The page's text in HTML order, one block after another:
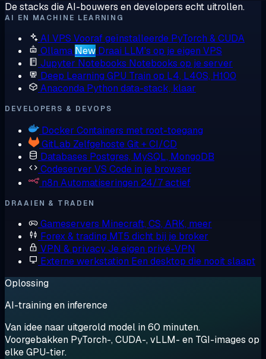
De stacks die AI-bouwers en developers echt uitrollen.
AI EN MACHINE LEARNING
AI VPS Vooraf geïnstalleerde PyTorch & CUDA
Ollama New Draai LLM's op je eigen VPS
Jupyter Notebooks Notebooks op je server
Deep Learning GPU Train op L4, L40S, H100
Anaconda Python data-stack, klaar
DEVELOPERS & DEVOPS
Docker Containers met root-toegang
GitLab Zelfgehoste Git + CI/CD
Databases Postgres, MySQL, MongoDB
Codeserver VS Code in je browser
n8n Automatiseringen 24/7 actief
DRAAIEN & TRADEN
Gameservers Minecraft, CS, ARK, meer
Forex & trading MT5 dicht bij je broker
VPN & privacyJe eigen privé-VPN
Externe werkstation Een desktop die nooit slaapt
Oplossing
AI-training en inference
Van idee naar uitgerold model in 60 minuten.
Voorgebakken PyTorch-, CUDA-, vLLM- en TGI-images op
elke GPU-tier.